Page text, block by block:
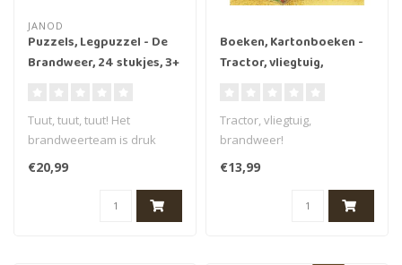
JANOD
Puzzels, Legpuzzel - De
Brandweer, 24 stukjes, 3+
Tuut, tuut, tuut! Het
brandweerteam is druk
bezig met het blussen van
de brand. ..
€20,99
Boeken, Kartonboeken -
Tractor, vliegtuig,
Tractor, vliegtuig,
brandweer!
Een wereld vol voertuigen!
Het leukste boek voor..
€13,99